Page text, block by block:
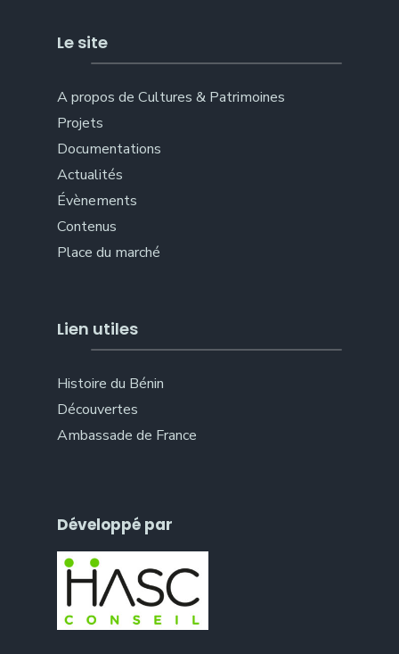
Le site
A propos de Cultures & Patrimoines
Projets
Documentations
Actualités
Évènements
Contenus
Place du marché
Lien utiles
Histoire du Bénin
Découvertes
Ambassade de France
Développé par